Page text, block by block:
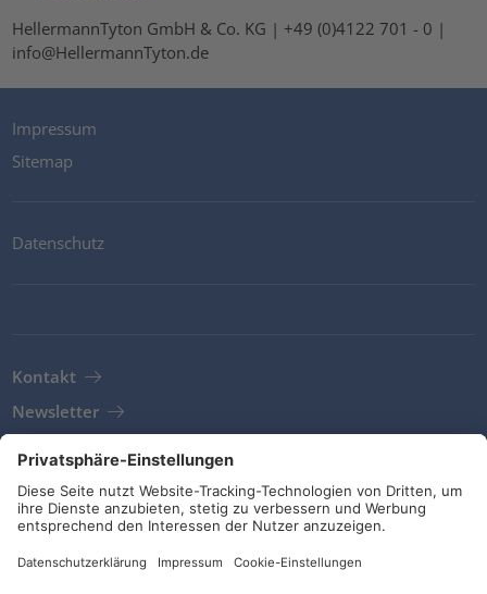
HellermannTyton GmbH & Co. KG | +49 (0)4122 701 - 0 |
info@HellermannTyton.de
Impressum
Sitemap
Datenschutz
Kontakt
Newsletter
AGB
Richtlinien und Bekentnisse
Soziale Medien